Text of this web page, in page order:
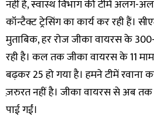
नहीं है, स्वास्थ विभाग की टीमें अलग-
कॉन्टैक्ट ट्रेसिंग का कार्य कर रही हैं।
मुताबिक, हर रोज जीका वायरस के
रही है। कल तक जीका वायरस के 11
बढ़कर 25 हो गया है। हमने टीमें रवाना
ज़रुरत नहीं है। जीका वायरस से अब तक
पाई गईं।